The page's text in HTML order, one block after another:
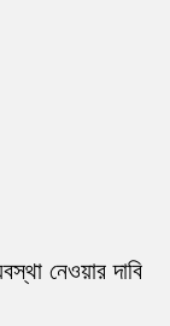
নেওয়ার দাবি